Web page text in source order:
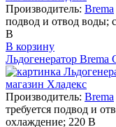
Производитель: Brema
подвод и отвод воды;
В
В корзину
Льдогенератор Brema
Производитель: Brema
требуется подвод и
охлаждение; 220 В